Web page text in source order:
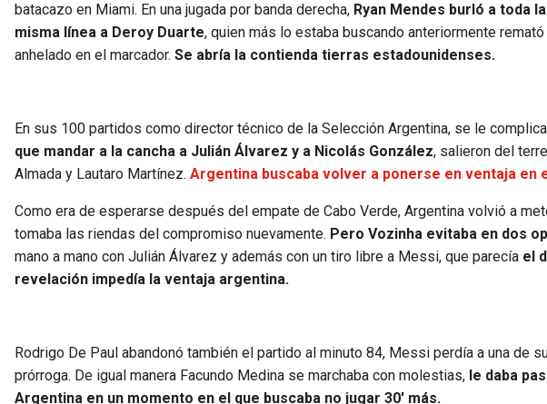
batacazo en Miami. En una jugada por banda derecha, Ryan Mendes burló a toda
misma línea a Deroy Duarte, quien más lo estaba buscando anteriormente
anhelado en el marcador. Se abría la contienda tierras estadounidenses.
En sus 100 partidos como director técnico de la Selección Argentina, se le
que mandar a la cancha a Julián Álvarez y a Nicolás González, salieron del
Almada y Lautaro Martínez. Argentina buscaba volver a ponerse en ventaja
Como era de esperarse después del empate de Cabo Verde, Argentina volvió a
tomaba las riendas del compromiso nuevamente. Pero Vozinha evitaba en dos
mano a mano con Julián Álvarez y además con un tiro libre a Messi, que parecía el
revelación impedía la ventaja argentina.
Rodrigo De Paul abandonó también el partido al minuto 84, Messi perdía a una de
prórroga. De igual manera Facundo Medina se marchaba con molestias, le daba
Argentina en un momento en el que buscaba no jugar 30′ más.